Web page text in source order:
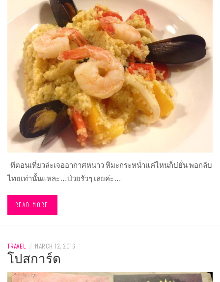
ทีตอนเที่ยวล่ะเจออากาศหนาว หิมะกระหน่ำแค่ไหนก็บ่ยั่น พอกลับ
ไทยเท่านั้นแหละ…ป่วยรัวๆ เลยค่ะ…
READ MORE
TRAVEL / MARCH 12, 2016
โปสการ์ด